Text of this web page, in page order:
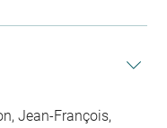
Jean-François,